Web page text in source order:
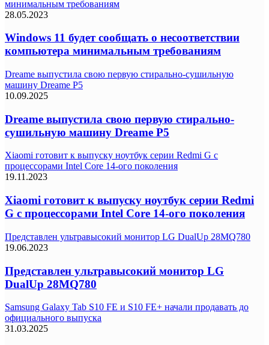
минимальным требованиям
28.05.2023
Windows 11 будет сообщать о несоответствии
компьютера минимальным требованиям
Dreame выпустила свою первую стирально-сушильную
машину Dreame P5
10.09.2025
Dreame выпустила свою первую стирально-
сушильную машину Dreame P5
Xiaomi готовит к выпуску ноутбук серии Redmi G с
процессорами Intel Core 14-ого поколения
19.11.2023
Xiaomi готовит к выпуску ноутбук серии Redmi
G с процессорами Intel Core 14-ого поколения
Представлен ультравысокий монитор LG DualUp 28MQ780
19.06.2023
Представлен ультравысокий монитор LG
DualUp 28MQ780
Samsung Galaxy Tab S10 FE и S10 FE+ начали продавать до
официального выпуска
31.03.2025